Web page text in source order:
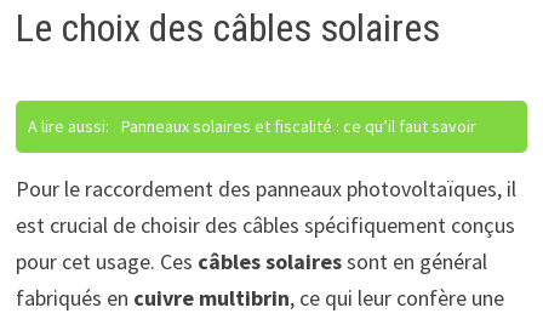
Le choix des câbles solaires
A lire aussi: Panneaux solaires et fiscalité : ce qu’il faut savoir
Pour le raccordement des panneaux photovoltaïques, il
est crucial de choisir des câbles spécifiquement conçus
pour cet usage. Ces câbles solairessont en général
fabriqués en cuivre multibrin, ce qui leur confère une